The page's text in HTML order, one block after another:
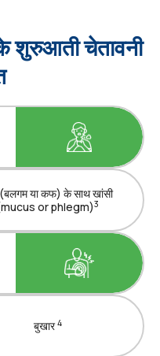
शुरुआती चेतावनी
या कफ) के साथ खांसी
or phlegm)3
बुखार4